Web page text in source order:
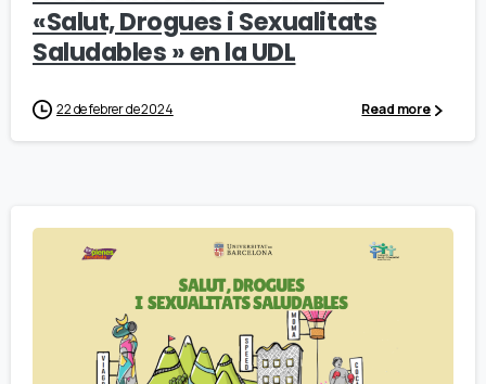
«Salut, Drogues i Sexualitats
Saludables » en la UDL
22 de febrer de 2024 Read more